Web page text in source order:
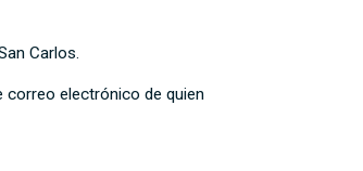
Carlos.
correo electrónico de quien